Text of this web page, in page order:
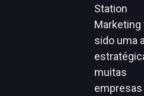
Station
Marketing
sido uma
muitas
empresas